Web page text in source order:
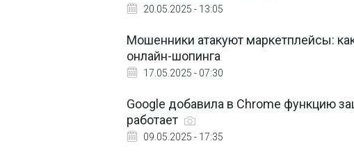
20.05.2025 - 13:05
Мошенники атакуют маркетплейсы:
онлайн-шопинга
17.05.2025 - 07:30
Google добавила в Chrome функцию
работает
09.05.2025 - 17:35